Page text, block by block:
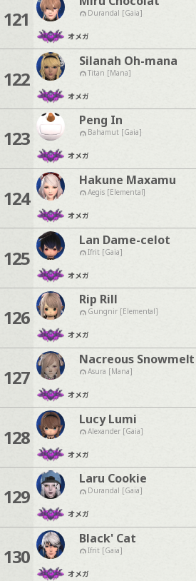
121 Durandal [Gaia]
オメガ
122
Silanah Oh-mana
Titan [Mana]
オメガ
123
Peng In
Bahamut [Gaia]
オメガ
124
Hakune Maxamu
Aegis [Elemental]
オメガ
125
Lan Dame-celot
Ifrit [Gaia]
オメガ
126
Rip Rill
Gungnir [Elemental]
オメガ
127
Nacreous Snowmelt
Asura [Mana]
オメガ
128
Lucy Lumi
Alexander [Gaia]
オメガ
129
Laru Cookie
Durandal [Gaia]
オメガ
130
Black' Cat
Ifrit [Gaia]
オメガ